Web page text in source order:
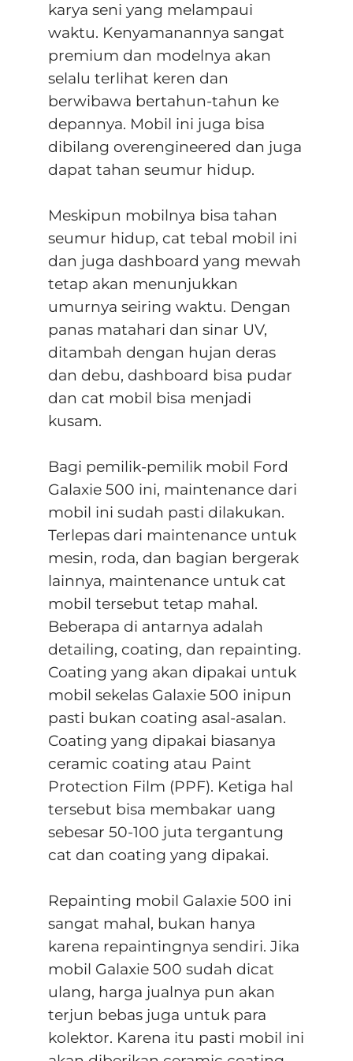
karya seni yang melampaui
waktu. Kenyamanannya sangat
premium dan modelnya akan
selalu terlihat keren dan
berwibawa bertahun-tahun ke
depannya. Mobil ini juga bisa
dibilang overengineered dan juga
dapat tahan seumur hidup.
Meskipun mobilnya bisa tahan
seumur hidup, cat tebal mobil ini
dan juga dashboard yang mewah
tetap akan menunjukkan
umurnya seiring waktu. Dengan
panas matahari dan sinar UV,
ditambah dengan hujan deras
dan debu, dashboard bisa pudar
dan cat mobil bisa menjadi
kusam.
Bagi pemilik-pemilik mobil Ford
Galaxie 500 ini, maintenance dari
mobil ini sudah pasti dilakukan.
Terlepas dari maintenance untuk
mesin, roda, dan bagian bergerak
lainnya, maintenance untuk cat
mobil tersebut tetap mahal.
Beberapa di antarnya adalah
detailing, coating, dan repainting.
Coating yang akan dipakai untuk
mobil sekelas Galaxie 500 inipun
pasti bukan coating asal-asalan.
Coating yang dipakai biasanya
ceramic coating atau Paint
Protection Film (PPF). Ketiga hal
tersebut bisa membakar uang
sebesar 50-100 juta tergantung
cat dan coating yang dipakai.
Repainting mobil Galaxie 500 ini
sangat mahal, bukan hanya
karena repaintingnya sendiri. Jika
mobil Galaxie 500 sudah dicat
ulang, harga jualnya pun akan
terjun bebas juga untuk para
kolektor. Karena itu pasti mobil ini